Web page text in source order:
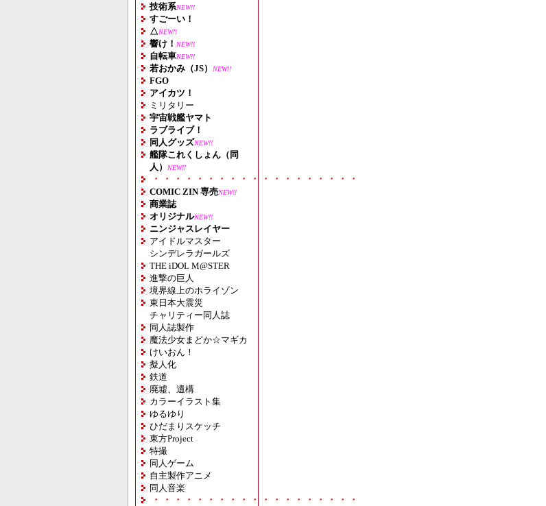
技術系NEW!!
すごーい！
△NEW!!
響け！ NEW!!
自転車NEW!!
若おかみ（JS） NEW!!
FGO
アイカツ！
ミリタリー
宇宙戦艦ヤマト
ラブライブ！
同人グッズNEW!!
艦隊これくしょん（同
人）
NEW!!
・・・・・・・・・・・・・・・・・・・
COMIC ZIN 専売NEW!!
商業誌
オリジナルNEW!!
ニンジャスレイヤー
アイドルマスター
シンデレラガールズ
THE iDOL M@STER
進撃の巨人
境界線上のホライゾン
東日本大震災
チャリティー同人誌
同人誌製作
魔法少女まどか☆マギカ
けいおん！
擬人化
鉄道
廃墟、遺構
カラーイラスト集
ゆるゆり
ひだまりスケッチ
東方Project
特撮
同人ゲーム
自主製作アニメ
同人音楽
・・・・・・・・・・・・・・・・・・・